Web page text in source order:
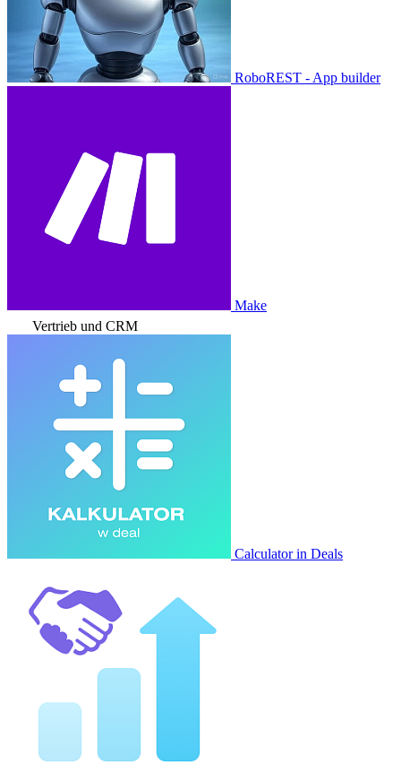
RoboREST - App builder
Make
Vertrieb und CRM
Calculator in Deals